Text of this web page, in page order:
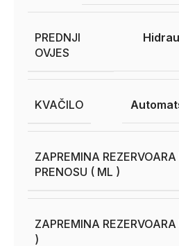
PREDNJI
OVJES
KVAČILO
ZAPREMINA
PRENOSU ( ML )
ZAPREMINA
)